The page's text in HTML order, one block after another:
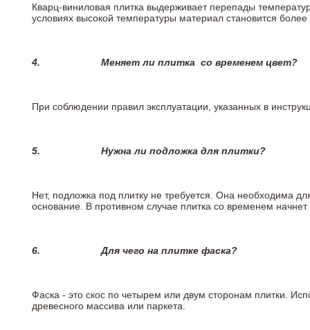
Кварц-виниловая плитка выдерживает перепады
условиях высокой температуры материал становится
4. Меняет ли плитка со временем цвет?
При соблюдении правил эксплуатации, указанных в
5. Нужна ли подложка для плитки?
Нет, подложка под плитку не требуется. Она необходима
основание. В противном случае плитка со временем
6.Для чего на плитке фаска?
Фаска - это скос по четырем или двум сторонам плитки.
древесного массива или паркета.